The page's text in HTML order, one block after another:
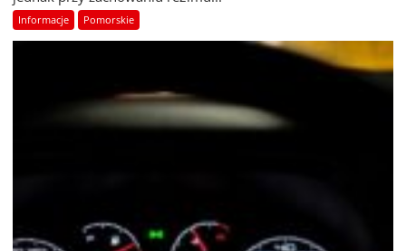
Informacje Pomorskie